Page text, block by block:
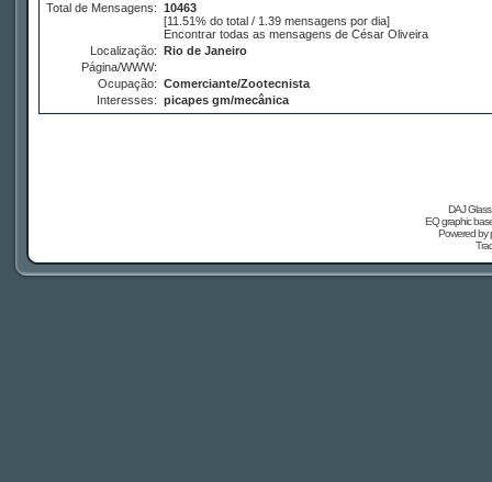
Total de Mensagens: 10463
[11.51% do total / 1.39 mensagens por dia]
Encontrar todas as mensagens de César Oliveira
Localização: Rio de Janeiro
Página/WWW:
Ocupação: Comerciante/Zootecnista
Interesses: picapes gm/mecânica
DAJ
EQ graphic
Powered by